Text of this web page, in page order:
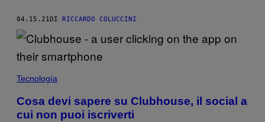
04.15.21 DI RICCARDO COLUCCINI
Tecnología
Cosa devi sapere su Clubhouse, il social a
cui non puoi iscriverti